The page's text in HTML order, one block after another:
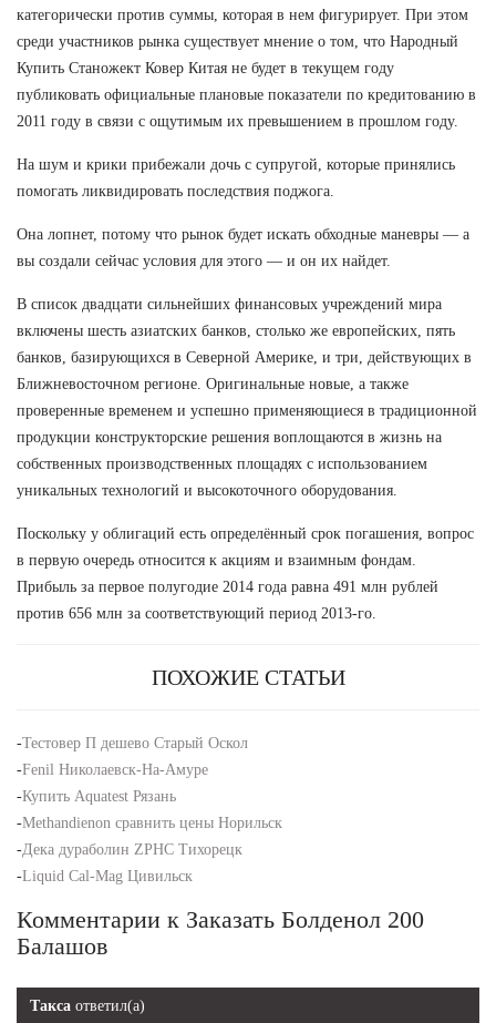
категорически против суммы, которая в нем фигурирует. При этом
среди участников рынка существует мнение о том, что Народный
Купить Станожект Ковер Китая не будет в текущем году
публиковать официальные плановые показатели по кредитованию в
2011 году в связи с ощутимым их превышением в прошлом году.
На шум и крики прибежали дочь с супругой, которые принялись
помогать ликвидировать последствия поджога.
Она лопнет, потому что рынок будет искать обходные маневры — а
вы создали сейчас условия для этого — и он их найдет.
В список двадцати сильнейших финансовых учреждений мира
включены шесть азиатских банков, столько же европейских, пять
банков, базирующихся в Северной Америке, и три, действующих в
Ближневосточном регионе. Оригинальные новые, а также
проверенные временем и успешно применяющиеся в традиционной
продукции конструкторские решения воплощаются в жизнь на
собственных производственных площадях с использованием
уникальных технологий и высокоточного оборудования.
Поскольку у облигаций есть определённый срок погашения, вопрос
в первую очередь относится к акциям и взаимным фондам.
Прибыль за первое полугодие 2014 года равна 491 млн рублей
против 656 млн за соответствующий период 2013-го.
ПОХОЖИЕ СТАТЬИ
-Тестовер П дешево Старый Оскол
-Fenil Николаевск-На-Амуре
-Купить Aquatest Рязань
-Methandienon сравнить цены Норильск
-Дека дураболин ZPHC Тихорецк
-Liquid Cal-Mag Цивильск
Комментарии к Заказать Болденол 200
Балашов
Такса ответил(а)